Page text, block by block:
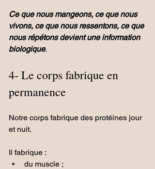
Ce que nous mangeons, ce que nous
vivons, ce que nous ressentons, ce que
nous répétons devient une information
biologique.
4- Le corps fabrique en
permanence
Notre corps fabrique des protéines jour
et nuit.
Il fabrique :
du muscle ;